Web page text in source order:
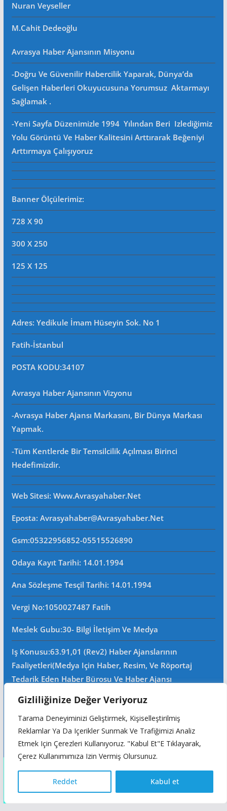
Gizliliğinize Değer Veriyoruz
Tarama Deneyiminizi Geliştirmek, Kişiselleştirilmiş
Reklamlar Ya Da Içerikler Sunmak Ve Trafiğimizi Analiz
Etmek Için Çerezleri Kullanıyoruz. "Kabul Et"e Tıklayarak,
Çerez Kullanımımıza Izin Vermiş Olursunuz.
Reddet Kabul et
Nuran Veyseller
M.Cahit Dedeoğlu
Avrasya Haber Ajansının Misyonu
-Doğru Ve Güvenilir Habercilik Yaparak, Dünya’da
Gelişen Haberleri Okuyucusuna Yorumsuz Aktarmayı
Sağlamak .
-Yeni Sayfa Düzenimizle 1994 Yılından Beri Izlediğimiz
Yolu Görüntü Ve Haber Kalitesini Arttırarak Beğeniyi
Arttırmaya Çalışıyoruz
Banner Ölçülerimiz:
728 X 90
300 X 250
125 X 125
Adres: Yedikule İmam Hüseyin Sok. No 1
Fatih-İstanbul
POSTA KODU:34107
Avrasya Haber Ajansının Vizyonu
-Avrasya Haber Ajansı Markasını, Bir Dünya Markası
Yapmak.
-Tüm Kentlerde Bir Temsilcilik Açılması Birinci
Hedefimizdir.
Web Sitesi: Www.avrasyahaber.net
Eposta: Avrasyahaber@avrasyahaber.net
Gsm:05322956852-05515526890
Odaya Kayıt Tarihi: 14.01.1994
Ana Sözleşme Tesçil Tarihi: 14.01.1994
Vergi No:1050027487 Fatih
Meslek Gubu:30- Bilgi İletişim Ve Medya
Iş Konusu:63.91,01 (Rev2) Haber Ajanslarının
Faaliyetleri(Medya Için Haber, Resim, Ve Röportaj
Tedarik Eden Haber Bürosu Ve Haber Ajansı
Filimcilik, Yayıncılık, Prodöktörlük, Reklamcılık Işleri Ile
Ana Sözleşmede Yazılı Olan Diğer Işleri Yapar.
Mersis No: 0105002748700015
Türkçe